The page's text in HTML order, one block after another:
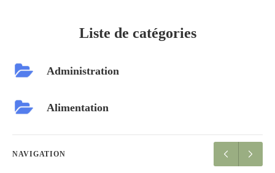
Liste de catégories
Administration
Alimentation
NAVIGATION